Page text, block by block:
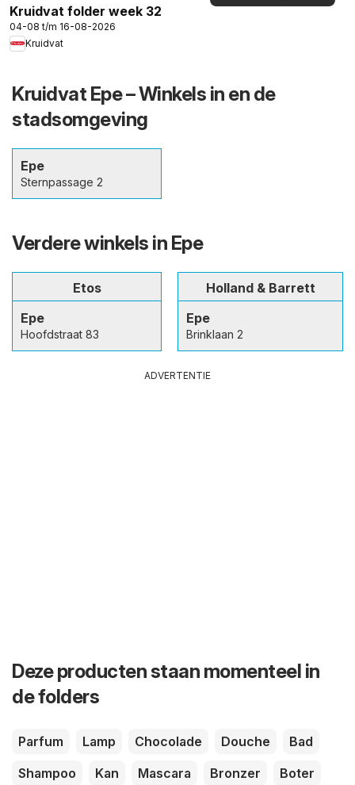
Kruidvat folder week 32
04-08 t/m 16-08-2026
Kruidvat
Kruidvat Epe – Winkels in en de
stadsomgeving
Epe
Sternpassage 2
Verdere winkels in Epe
Etos
Epe
Hoofdstraat 83
Holland & Barrett
Epe
Brinklaan 2
ADVERTENTIE
Deze producten staan momenteel in
de folders
Parfum Lamp Chocolade Douche
Bad
Shampoo
Kan Mascara Bronzer
Boter